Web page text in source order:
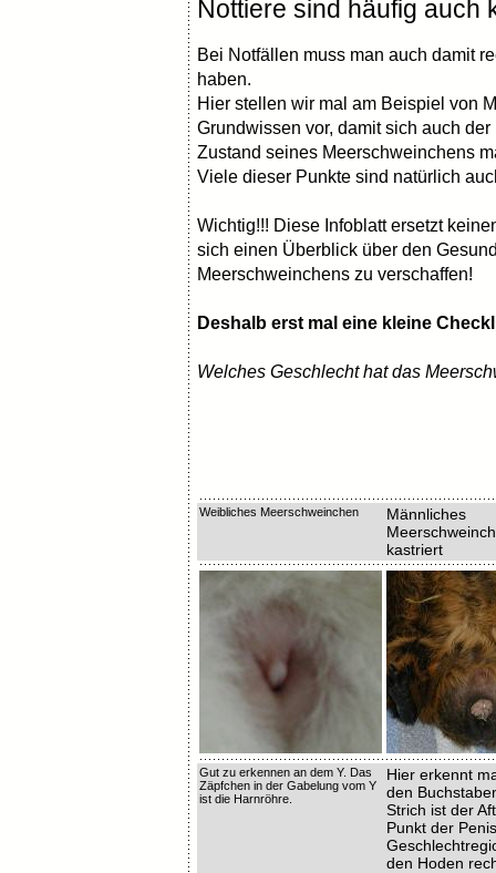
Nottiere sind häufig auch
Bei Notfällen muss man auch damit
haben.
Hier stellen wir mal am Beispiel von
Grundwissen vor, damit sich auch
Zustand seines Meerschweinchens
Viele dieser Punkte sind natürlich
Wichtig!!! Diese Infoblatt ersetzt
sich einen Überblick über den
Meerschweinchens zu verschaffen!
Deshalb erst mal eine kleine
Welches Geschlecht hat das
Weibliches Meerschweinchen
Männliches
kastriert
Gut zu erkennen an dem Y. Das
Zäpfchen in der Gabelung vom Y
ist die Harnröhre.
Hier erkennt
den
Strich ist der
Punkt der
den Hoden